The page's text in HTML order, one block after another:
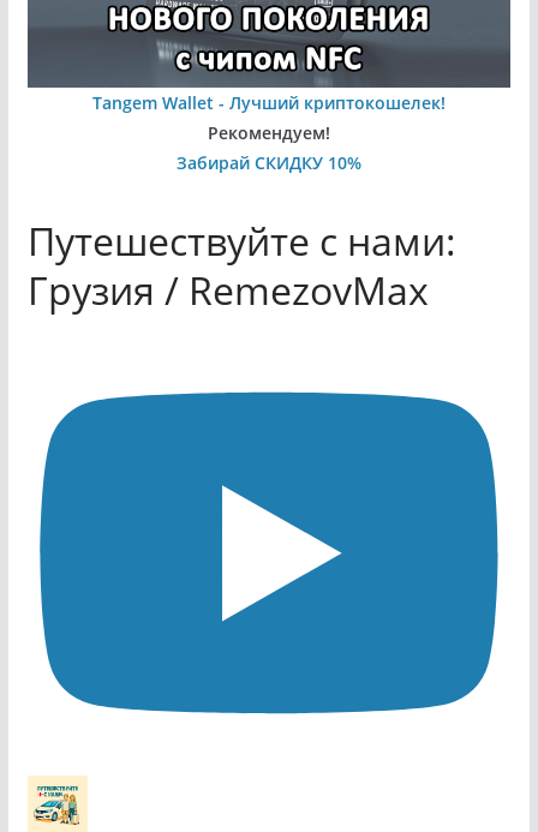
Tangem Wallet - Лучший криптокошелек!
Рекомендуем!
Забирай СКИДКУ 10%
Путешествуйте с нами:
Грузия / RemezovMax